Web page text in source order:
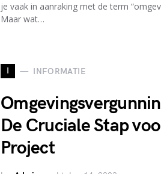
je vaak in aanraking met de term
Maar wat…
I INFORMATIE
De Cruciale Stap
Project